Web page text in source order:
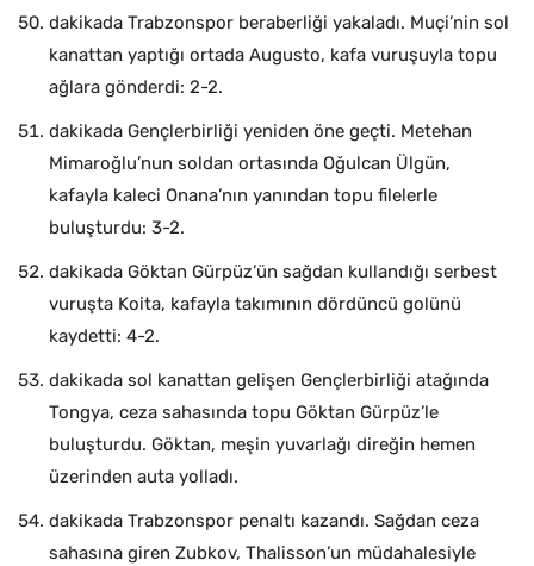
dakikada Trabzonspor beraberliği yakaladı. Muçi’nin sol
kanattan yaptığı ortada Augusto, kafa vuruşuyla topu
ağlara gönderdi: 2-2.
dakikada Gençlerbirliği yeniden öne geçti. Metehan
Mimaroğlu’nun soldan ortasında Oğulcan Ülgün,
kafayla kaleci Onana’nın yanından topu filelerle
buluşturdu: 3-2.
dakikada Göktan Gürpüz’ün sağdan kullandığı serbest
vuruşta Koita, kafayla takımının dördüncü golünü
kaydetti: 4-2.
dakikada sol kanattan gelişen Gençlerbirliği atağında
Tongya, ceza sahasında topu Göktan Gürpüz’le
buluşturdu. Göktan, meşin yuvarlağı direğin hemen
üzerinden auta yolladı.
dakikada Trabzonspor penaltı kazandı. Sağdan ceza
sahasına giren Zubkov, Thalisson’un müdahalesiyle